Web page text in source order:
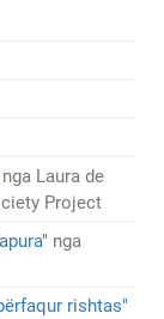
nga Laura de
Project
nga
rishtas"